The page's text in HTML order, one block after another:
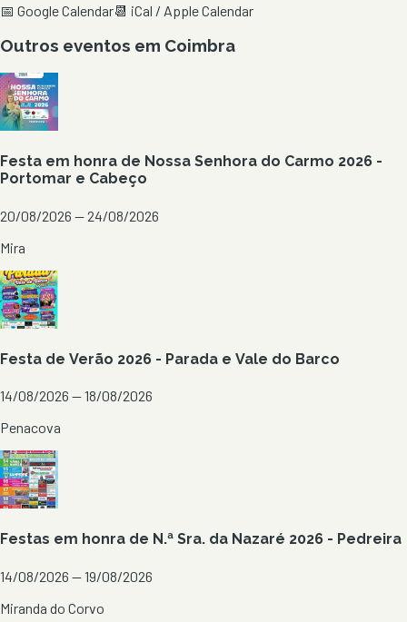
📅 Google Calendar📆 iCal / Apple Calendar
Outros eventos em Coimbra
Festa em honra de Nossa Senhora do Carmo 2026 -
Portomar e Cabeço
20/08/2026 — 24/08/2026
Mira
Festa de Verão 2026 - Parada e Vale do Barco
14/08/2026 — 18/08/2026
Penacova
Festas em honra de N.ª Sra. da Nazaré 2026 - Pedreira
14/08/2026 — 19/08/2026
Miranda do Corvo